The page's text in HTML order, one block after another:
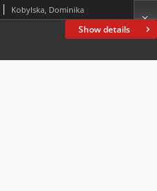
Show details
Kobylska, Dominika